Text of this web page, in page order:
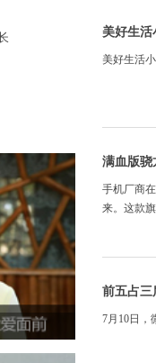
美好生活
美好生活
满血版骁
手机厂商
来。这款
前五占三
7月10日，